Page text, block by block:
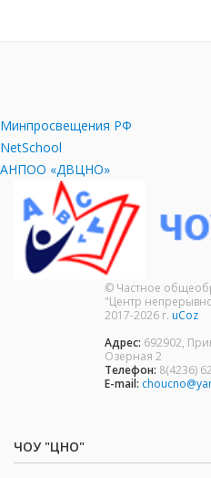
Минпросвещения РФ
NetSchool
АНПОО «ДВЦНО»
© Частное
"Центр
2017-2026 г. uCoz
Адрес: 692902,
Озерная 2
Телефон: 8(4236)
E-mail:
ЧОУ "ЦНО"